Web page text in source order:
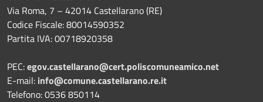
Via Roma, 7 – 42014 Castellarano (RE)
Codice Fiscale: 80014590352
Partita IVA: 00718920358
PEC:egov.castellarano@cert.poliscomuneamico.net
E-mail: info@comune.castellarano.re.it
Telefono: 0536 850114